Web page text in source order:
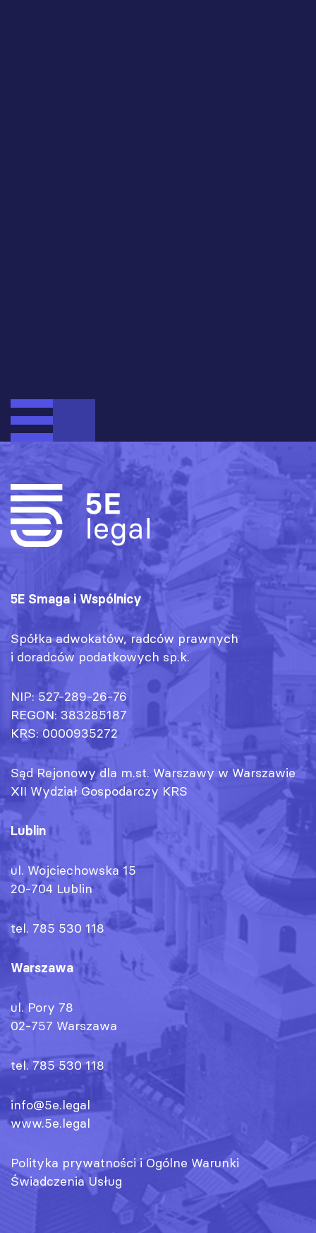
5E Smaga i Wspólnicy
Spółka adwokatów, radców prawnych
i doradców podatkowych sp.k.
NIP: 527-289-26-76
REGON: 383285187
KRS: 0000935272
Sąd Rejonowy dla m.st. Warszawy w Warszawie
XII Wydział Gospodarczy KRS
Lublin
ul. Wojciechowska 15
20-704 Lublin
tel. 785 530 118
Warszawa
ul. Pory 78
02-757 Warszawa
tel. 785 530 118
info@5e.legal
www.5e.legal
Polityka prywatnościiOgólne Warunki
Świadczenia Usług